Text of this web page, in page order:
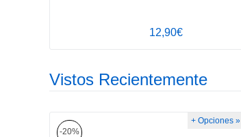
12,90€
Vistos Recientemente
-20%
+ Opciones »